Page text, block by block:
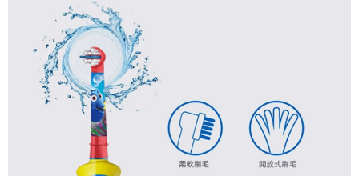
２．訂單成立數日內，您將收到繳費通知簡訊。
３．收到繳費通知簡訊後14天內，點擊此簡訊中的連結，可透過四大超商／
ATM／網路銀行／等多元方式進行付款，方視為交易完成。
※ 請注意：結帳手續完成當下不需立刻繳費，但若您需要取消訂單，請聯絡
購買商品的店家。未經商家同意取消之訂單仍視為有效，需透過AFTEE先享
後付繳納相關費用。
※ 交易是否成功請以「AFTEE先享後付 」之結帳頁面顯示為準，若有關於
是否繳費成功／繳費後需取消欲退款等相關疑問，請聯繫「AFTEE先享後付
https://netprotections.freshdesk.com/support/home
１．透過由恩沛科技股份有限公司提供之「AFTEE先享後付」服務完成之交
每筆NT$60，滿NT$590(含以上)免運費
7-11取貨付款
每筆NT$60，滿NT$590(含以上)免運費
付款後7-11取貨
每筆NT$60，滿NT$590(含以上)免運費
每筆NT$100，滿NT$590(含以上)免運費